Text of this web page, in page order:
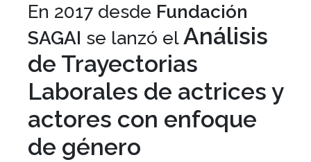
En 2017 desde Fundación
SAGAI se lanzó elAnálisis
de Trayectorias
Laborales de actrices y
actores con enfoque
de género